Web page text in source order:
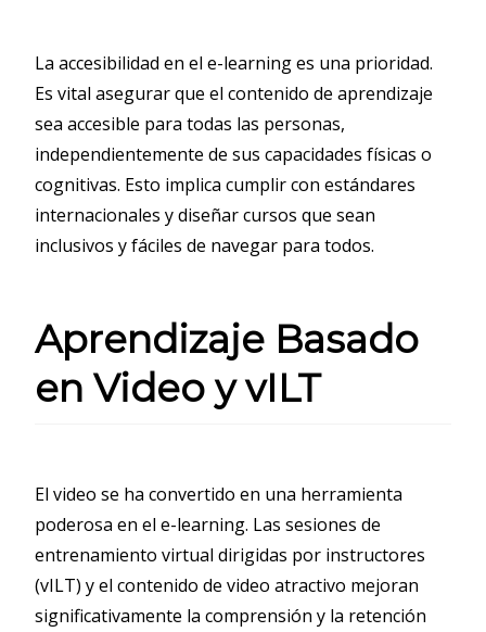
La accesibilidad en el e-learning es una prioridad.
Es vital asegurar que el contenido de aprendizaje
sea accesible para todas las personas,
independientemente de sus capacidades físicas o
cognitivas. Esto implica cumplir con estándares
internacionales y diseñar cursos que sean
inclusivos y fáciles de navegar para todos.
Aprendizaje Basado
en Video y vILT
El video se ha convertido en una herramienta
poderosa en el e-learning. Las sesiones de
entrenamiento virtual dirigidas por instructores
(vILT) y el contenido de video atractivo mejoran
significativamente la comprensión y la retención